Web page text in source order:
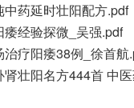
药延时壮阳配方.pdf
经验探微_吴强.pdf
疗阳痿38例_徐首航
壮阳名方444首 中